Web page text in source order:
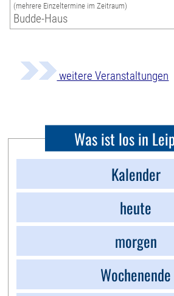
(mehrere Einzeltermine im Zeitraum)
Budde-Haus
weitere Veranstaltungen
Was ist los in
Kalender
heute
morgen
Wochenende